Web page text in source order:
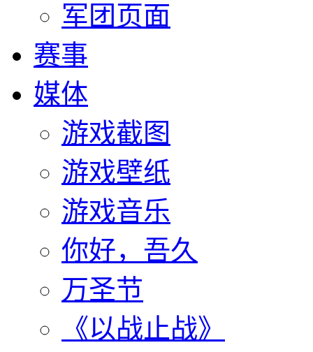
军团页面
赛事
媒体
游戏截图
游戏壁纸
游戏音乐
你好，吾久
万圣节
《以战止战》